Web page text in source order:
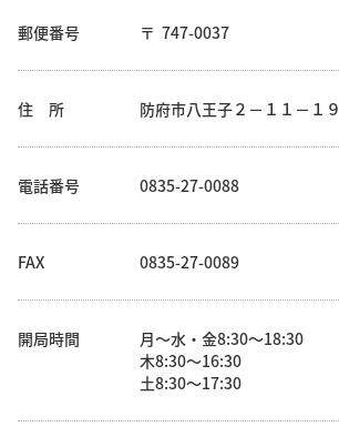
郵便番号 747-0037
住 所 防府市八王子２－１１－１９
電話番号 0835-27-0088
FAX 0835-27-0089
開局時間
月～水・金8:30～18:30
木8:30～16:30
土8:30～17:30